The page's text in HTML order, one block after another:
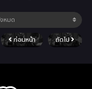
ก่อนหน้า ถัดไป